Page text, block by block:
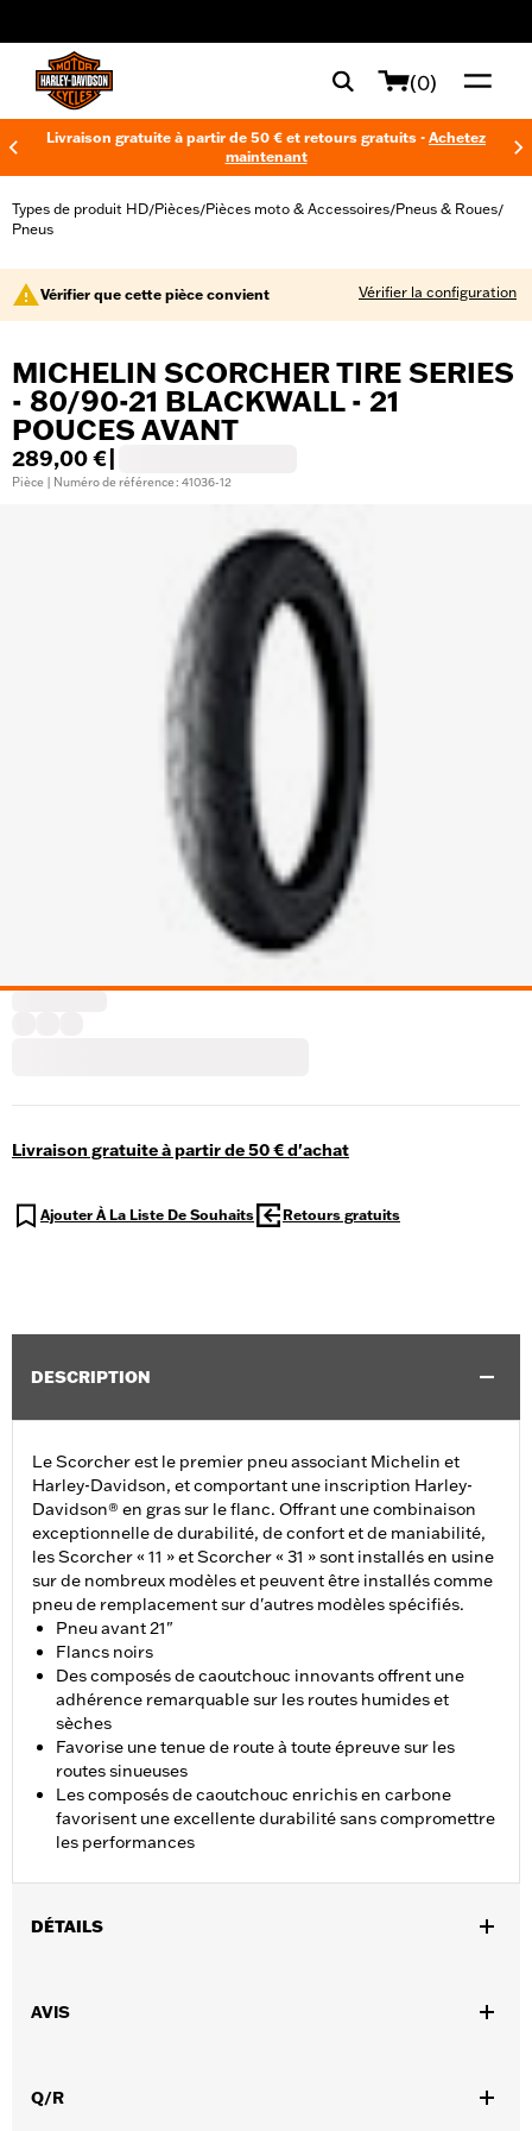
(0)
Livraison gratuite à partir de 50 € et retours gratuits - Achetez
maintenant
Types de produit HD/Pièces/Pièces moto & Accessoires/Pneus & Roues/
Pneus
Vérifier que cette pièce convient Vérifier la configuration
MICHELIN SCORCHER TIRE SERIES
- 80/90-21 BLACKWALL - 21
POUCES AVANT
289,00 €
Pièce | Numéro de référence : 41036-12
Livraison gratuite à partir de 50 € d'achat
Ajouter À La Liste De Souhaits Retours gratuits
DESCRIPTION
Le Scorcher est le premier pneu associant Michelin et
Harley-Davidson, et comportant une inscription Harley-
Davidson® en gras sur le flanc. Offrant une combinaison
exceptionnelle de durabilité, de confort et de maniabilité,
les Scorcher « 11 » et Scorcher « 31 » sont installés en usine
sur de nombreux modèles et peuvent être installés comme
pneu de remplacement sur d'autres modèles spécifiés.
Pneu avant 21"
Flancs noirs
Des composés de caoutchouc innovants offrent une
adhérence remarquable sur les routes humides et
sèches
Favorise une tenue de route à toute épreuve sur les
routes sinueuses
Les composés de caoutchouc enrichis en carbone
favorisent une excellente durabilité sans compromettre
les performances
DÉTAILS
XL1200V de 2012 à 2016 et FXDWG de 2010 à 2017.
Dans la boîte:
AVIS
Q/R